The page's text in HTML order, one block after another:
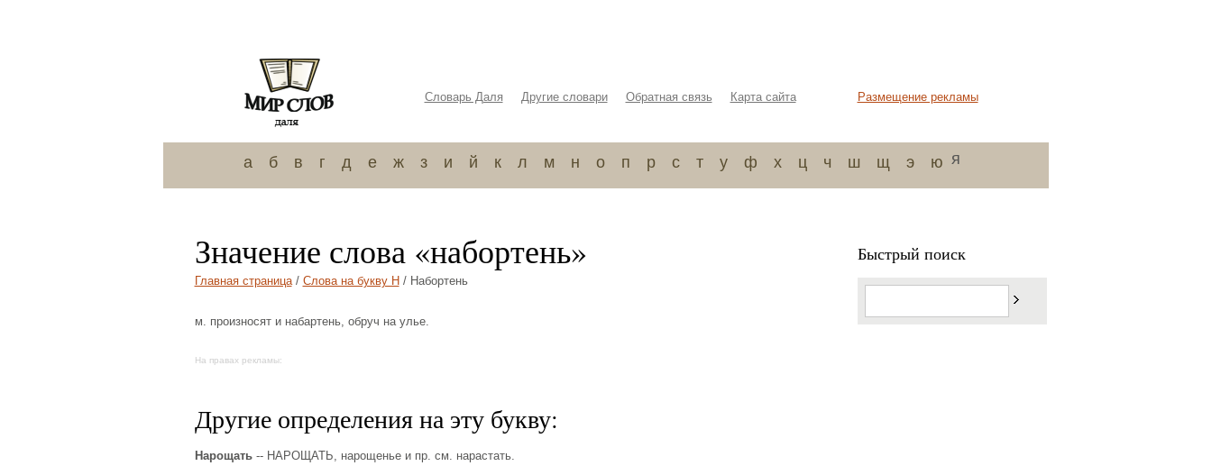
Словарь Даля Другие словари Обратная связь Карта сайта Размещение рекламы
а б в г д е ж з и й к л м н о п р с т у ф х ц ч ш щ э ю я
Значение слова «набортень»
Главная страница/ Слова на букву Н / Набортень
м. произносят и набартень, обруч на улье.
На правах рекламы:
Другие определения на эту букву:
Нарощать-- НАРОЩАТЬ, нарощенье и пр. см. нарастать.
Быстрый поиск